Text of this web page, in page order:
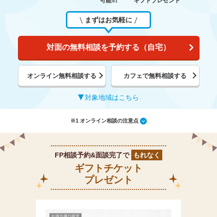
※1
まずはお気軽に
対面の無料相談を予約する（自宅）
オンライン無料相談する カフェで無料相談する
対象地域はこちら
※1 オンライン相談の注意点
FP相談予約&面談完了で もれなく
ギフトチケット
プレゼント